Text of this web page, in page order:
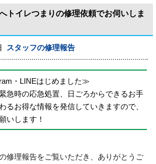
トイレつまりの修理依頼でお伺いしま
スタッフの修理報告
・LINEはじめました≫
急時の応急処置、日ごろからできるお手
るお得な情報を発信していきますので、
いします！
修理報告をご覧いただき、ありがとうご